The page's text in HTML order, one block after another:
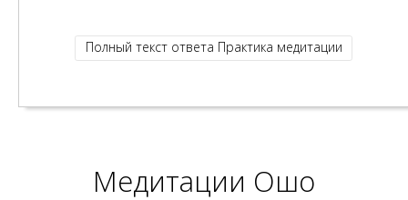
Полный текст ответа Практика медитации
Медитации Ошо